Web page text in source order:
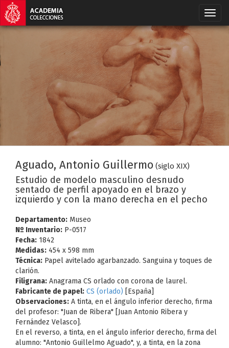
Aguado, Antonio Guillermo (siglo XIX)
Estudio de modelo masculino desnudo
sentado de perfil apoyado en el brazo y
izquierdo y con la mano derecha en el pecho
Departamento: Museo
Nº Inventario: P-0517
Fecha: 1842
Medidas: 454 x 598 mm
Técnica: Papel avitelado agarbanzado. Sanguina y toques de
clarión.
Filigrana: Anagrama CS orlado con corona de laurel.
Fabricante de papel: CS (orlado) [España]
Observaciones: A tinta, en el ángulo inferior derecho, firma
del profesor: "Juan de Ribera" [Juan Antonio Ribera y
Fernández Velasco].
En el reverso, a tinta, en el ángulo inferior derecho, firma del
alumno: "Antonio Guillelmo Aguado", y, a tinta, en la zona